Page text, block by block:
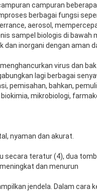
campuran
berbagai fungsi
aerosol,
sampel biologis di bawah
dan inorgani dengan
virus dan
lagi berbagai
pemisahan, bahkan,
mikrobiologi,
nyaman dan akurat.
secara teratur (4), dua
dan menurun
jendela. Dalam cara